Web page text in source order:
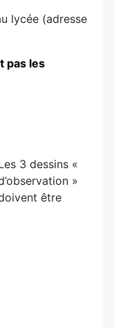
lycée (adresse
pas les
3 dessins «
»
être